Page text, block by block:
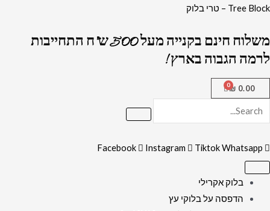
דילוג
Tree Block – טרי בלוק
משלוח חינם בקנייה מעל 500 ש"ח התחייבות
לרמה הגבוה בארץ !
0.00
₪
Facebook Instagram TiktokWhatsapp
בלוק אקרילי
הדפסה על בלוקי עץ